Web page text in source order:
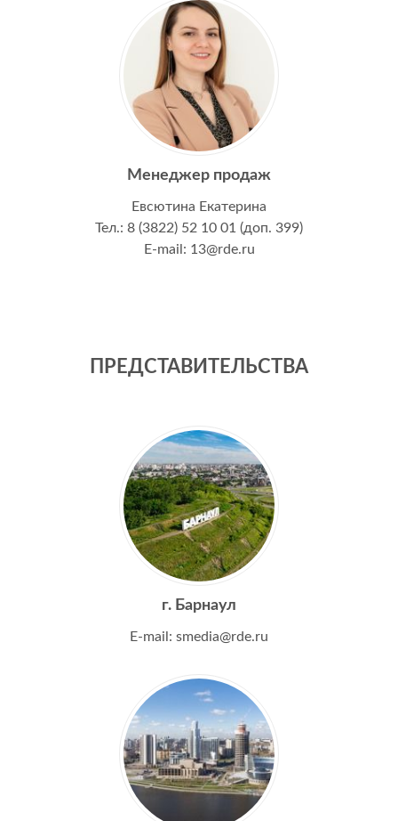
Менеджер продаж
Евсютина Екатерина
Тел.: 8 (3822) 52 10 01 (доп. 399)
E-mail: 13@rde.ru
ПРЕДСТАВИТЕЛЬСТВА
г. Барнаул
E-mail: smedia@rde.ru